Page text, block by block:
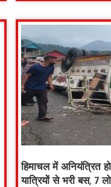
हिमाचल में अनियंत्रित
यात्रियों से भरी बस, 7